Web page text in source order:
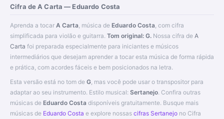
Cifra de A Carta — Eduardo Costa
Aprenda a tocar A Carta , música de Eduardo Costa , com cifra
simplificada para violão e guitarra. Tom original: G. Nossa cifra de A
Carta foi preparada especialmente para iniciantes e músicos
intermediários que desejam aprender a tocar esta música de forma rápida
e prática, com acordes fáceis e bem posicionados na letra.
Esta versão está no tom de G , mas você pode usar o transpositor para
adaptar ao seu instrumento. Estilo musical: Sertanejo. Confira outras
músicas de Eduardo Costa disponíveis gratuitamente. Busque mais
músicas de Eduardo Costa e explore nossas cifras Sertanejo no Cifra